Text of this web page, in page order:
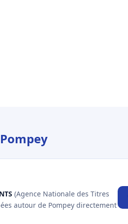
(Agence Nationale des Titres
autour de Pompey directement